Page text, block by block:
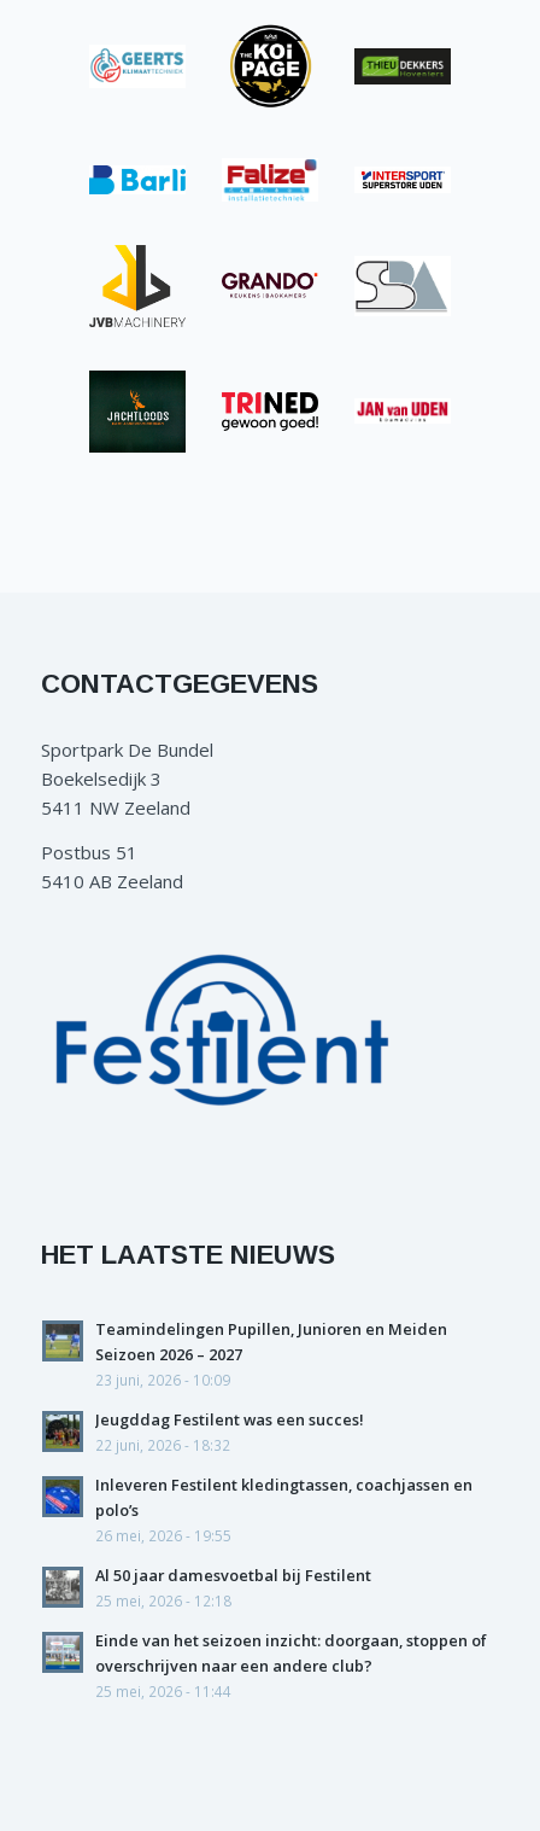
CONTACTGEGEVENS
Sportpark De Bundel
Boekelsedijk 3
5411 NW Zeeland
Postbus 51
5410 AB Zeeland
HET LAATSTE NIEUWS
Teamindelingen Pupillen, Junioren en Meiden
Seizoen 2026 – 2027
23 juni, 2026 - 10:09
Jeugddag Festilent was een succes!
22 juni, 2026 - 18:32
Inleveren Festilent kledingtassen, coachjassen en
polo’s
26 mei, 2026 - 19:55
Al 50 jaar damesvoetbal bij Festilent
25 mei, 2026 - 12:18
Einde van het seizoen inzicht: doorgaan, stoppen of
overschrijven naar een andere club?
25 mei, 2026 - 11:44